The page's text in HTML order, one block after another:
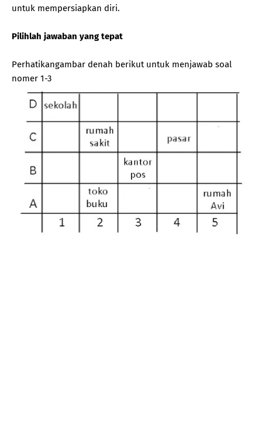
untuk mempersiapkan diri.
Pilihlah jawaban yang tepat
Perhatikangambar denah berikut untuk menjawab soal
nomer 1-3